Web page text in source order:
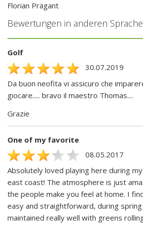
Florian Prägant
Bewertungen in anderen
Golf
30.07.2019
Da buon neofita vi assicuro che
giocare..... bravo il maestro Thomas....
Grazie
One of my favorite
08.05.2017
Absolutely loved playing here during
east coast! The atmosphere is just
the people make you feel at home. I
easy and straightforward, during
maintained really well with greens